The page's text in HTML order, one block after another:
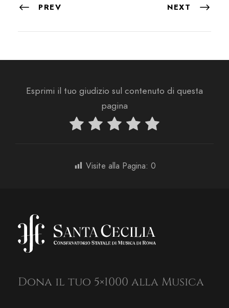
PREV NEXT
Esprimi il tuo giudizio sul contenuto di questa
pagina
Visite alla Pagina: 0
Dona il tuo 5×1000 alla Musica